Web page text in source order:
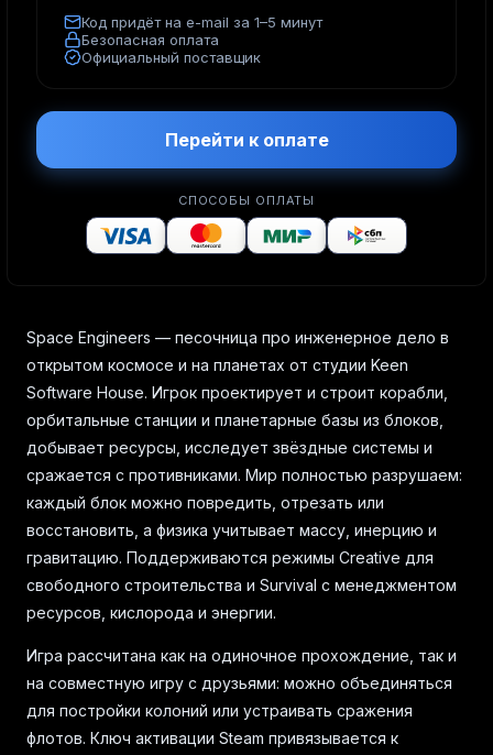
Код придёт на e-mail за 1–5 минут
Безопасная оплата
Официальный поставщик
Перейти к оплате
СПОСОБЫ ОПЛАТЫ
Space Engineers — песочница про инженерное дело в
открытом космосе и на планетах от студии Keen
Software House. Игрок проектирует и строит корабли,
орбитальные станции и планетарные базы из блоков,
добывает ресурсы, исследует звёздные системы и
сражается с противниками. Мир полностью разрушаем:
каждый блок можно повредить, отрезать или
восстановить, а физика учитывает массу, инерцию и
гравитацию. Поддерживаются режимы Creative для
свободного строительства и Survival с менеджментом
ресурсов, кислорода и энергии.
Игра рассчитана как на одиночное прохождение, так и
на совместную игру с друзьями: можно объединяться
для постройки колоний или устраивать сражения
флотов. Ключ активации Steam привязывается к